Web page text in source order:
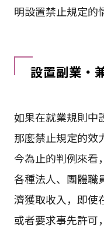
明設置禁止規定的
設置副業・
如果在就業規則中
那麼禁止規定的效
今為止的判例來看
各種法人、團體職
濟獲取收入，即使
或者要求事先許可